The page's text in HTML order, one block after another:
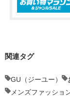
関連タグ
GU（ジーユー）
メンズファッショ